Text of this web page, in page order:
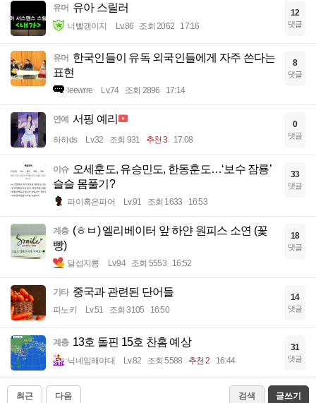
유머 유아 스릴러
너빨갱이지 Lv.86 조회 2062 17:16
12
댓글
유머 한국인들이 유독 외국인들에게 자주 쓴다는
표현
Ieewrre Lv.74 조회 2896 17:14
8
댓글
연예 서핑 예리
하하ds Lv.32 조회 931 추천 3 17:08
0
댓글
이슈 오세훈도, 유승민도, 한동훈도…‘보수 잠룡’
슬슬 몸풀기?
파이혹은파어 Lv.91 조회 1633 16:53
33
댓글
계층 (ㅎㅂ) 엘리베이터 앞 하얀 원피스 소연 (꽃
빵)
달섭지롱 Lv.94 조회 5553 16:52
18
댓글
기타 중국과 관련된 단어들
파노키 Lv.51 조회 3105 16:50
14
댓글
계층 13호 돌핀 15호 찬홈 예상
닉네임해야대 Lv.82 조회 5588 추천 2 16:44
31
댓글
최근 다음 검색 글쓰기